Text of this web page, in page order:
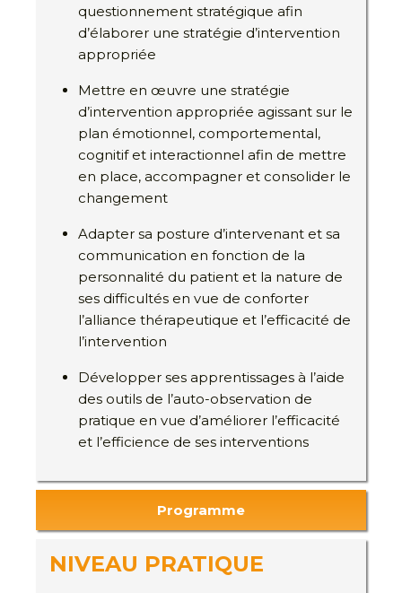
questionnement stratégique afin
d’élaborer une stratégie d’intervention
appropriée
Mettre en œuvre une stratégie
d’intervention appropriée agissant sur le
plan émotionnel, comportemental,
cognitif et interactionnel afin de mettre
en place, accompagner et consolider le
changement
Adapter sa posture d’intervenant et sa
communication en fonction de la
personnalité du patient et la nature de
ses difficultés en vue de conforter
l’alliance thérapeutique et l’efficacité de
l’intervention
Développer ses apprentissages à l’aide
des outils de l’auto-observation de
pratique en vue d’améliorer l’efficacité
et l’efficience de ses interventions
Programme
NIVEAU PRATIQUE